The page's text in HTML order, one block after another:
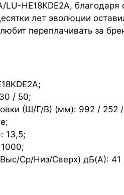
LU-HE18KDE2A,
лет эволюции
переплачивать за
/ 50;
(Ш/Г/В) (мм): 992 / 252
13,5;
Ср/Низ/Сверх) дБ(А):